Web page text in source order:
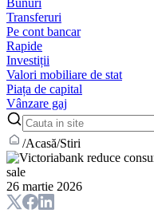
Bunuri
Transferuri
Pe cont bancar
Rapide
Investiții
Valori mobiliare de stat
Piața de capital
Vânzare gaj
/Acasă/Stiri
26 martie 2026